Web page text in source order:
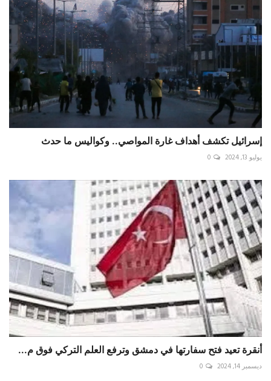
إسرائيل تكشف أهداف غارة المواصي.. وكواليس ما حدث
يوليو 13, 2024 0
أنقرة تعيد فتح سفارتها في دمشق وترفع العلم التركي فوق م...
ديسمبر 14, 2024 0